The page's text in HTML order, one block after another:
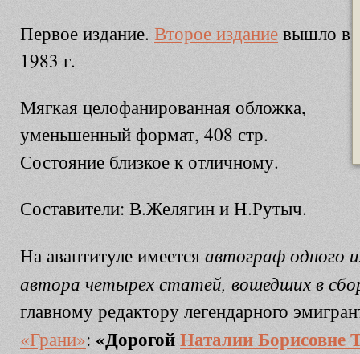
Первое издание. Второе изданиевышло в
1983 г.
Мягкая целофанированная обложка,
уменьшенный формат, 408 стр.
Состояние близкое к отличному.
Составители: В.Желягин и Н.Рутыч.
На авантитуле имеетсяавтограф одного
автора четырех статей, вошедших в
главному редактору легендарного
«Грани»: «ДорогойНаталии Борисовне